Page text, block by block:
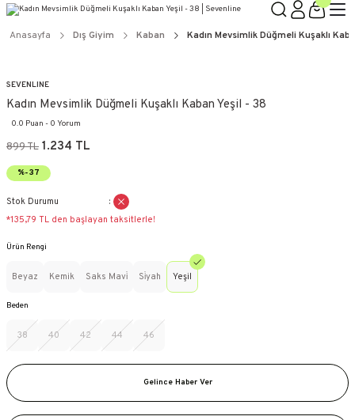
Anasayfa Dış Giyim Kaban Kadın Mevsimlik Düğmeli Kuşaklı
SEVENLINE
Kadın Mevsimlik Düğmeli Kuşaklı Kaban Yeşil - 38
0.0 Puan - 0 Yorum
899 TL 1.234 TL
%-37
Stok Durumu
*135,79 TL den başlayan taksitlerle!
Ürün Rengi
Beyaz Kemik Saks Mavi̇ Si̇yah Yeşil
Beden
38 40 42 44 46
Gelince Haber Ver